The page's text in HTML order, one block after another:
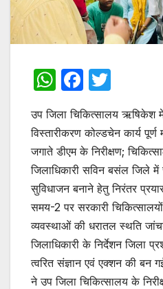
W
at
s
A
p
p
F
c
e
b
o
o
k
itt
er
उप जिला चिकित्सालय ऋषिकेश
विस्तारीकरण कोल्डचेन कार्य
जगाते डीएम के निरीक्षण;
जिलाधिकारी सविन बसंल जिले
सुविधाजन बनाने हेतु निरंतर
समय-2 पर सरकारी
व्यवस्थाओं की धरातल स्थति
जिलाधिकारी के निर्देशन जिला
त्वरित संज्ञान एवं एक्शन की बन
ने उप जिला चिकित्सालय के